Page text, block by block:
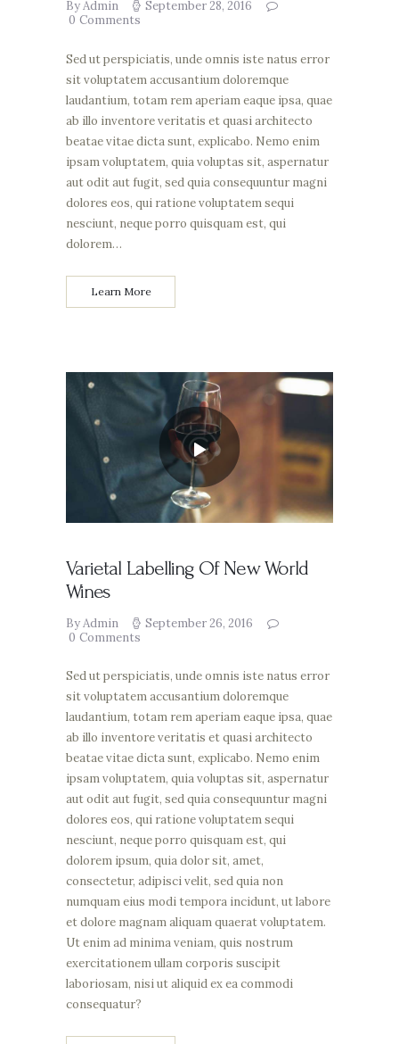
By Admin
September 28, 2016
0 Comments
Sed ut perspiciatis, unde omnis iste natus error
sit voluptatem accusantium doloremque
laudantium, totam rem aperiam eaque ipsa, quae
ab illo inventore veritatis et quasi architecto
beatae vitae dicta sunt, explicabo. Nemo enim
ipsam voluptatem, quia voluptas sit, aspernatur
aut odit aut fugit, sed quia consequuntur magni
dolores eos, qui ratione voluptatem sequi
nesciunt, neque porro quisquam est, qui
dolorem…
Learn More
Varietal Labelling Of New World
Wines
By Admin
September 26, 2016
0 Comments
Sed ut perspiciatis, unde omnis iste natus error
sit voluptatem accusantium doloremque
laudantium, totam rem aperiam eaque ipsa, quae
ab illo inventore veritatis et quasi architecto
beatae vitae dicta sunt, explicabo. Nemo enim
ipsam voluptatem, quia voluptas sit, aspernatur
aut odit aut fugit, sed quia consequuntur magni
dolores eos, qui ratione voluptatem sequi
nesciunt, neque porro quisquam est, qui
dolorem ipsum, quia dolor sit, amet,
consectetur, adipisci velit, sed quia non
numquam eius modi tempora incidunt, ut labore
et dolore magnam aliquam quaerat voluptatem.
Ut enim ad minima veniam, quis nostrum
exercitationem ullam corporis suscipit
laboriosam, nisi ut aliquid ex ea commodi
consequatur?